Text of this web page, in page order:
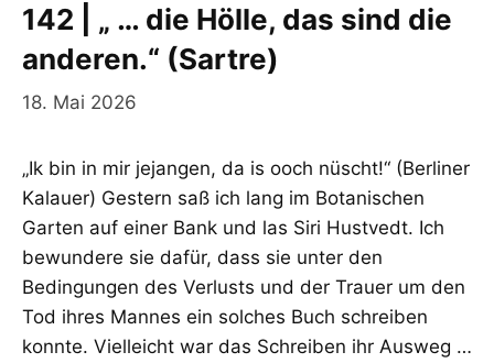
142 | „ … die Hölle, das sind die
anderen.“ (Sartre)
18. Mai 2026
„Ik bin in mir jejangen, da is ooch nüscht!“ (Berliner
Kalauer) Gestern saß ich lang im Botanischen
Garten auf einer Bank und las Siri Hustvedt. Ich
bewundere sie dafür, dass sie unter den
Bedingungen des Verlusts und der Trauer um den
Tod ihres Mannes ein solches Buch schreiben
konnte. Vielleicht war das Schreiben ihr Ausweg …